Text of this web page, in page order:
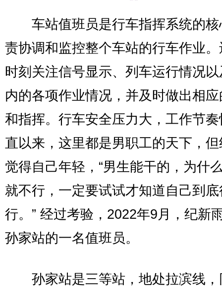
车站值班员是行车指挥系统的核
责协调和监控整个车站的行车作业
时刻关注信号显示、列车运行情况
内的各项作业情况，并及时做出相
和指挥。行车安全压力大，工作节
直以来，这里都是男职工的天下，
觉得自己年轻，“男生能干的，为什
就不行，一定要试试才知道自己到
行。” 经过考验，2022年9月，纪新
孙家站的一名值班员。
孙家站是三等站，地处拉滨线，